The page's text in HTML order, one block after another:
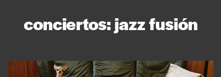
conciertos: jazz fusión